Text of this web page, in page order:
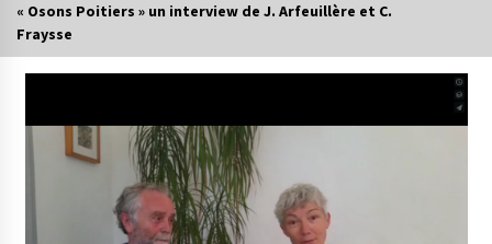
« Osons Poitiers » un interview de J. Arfeuillère et C.
Fraysse